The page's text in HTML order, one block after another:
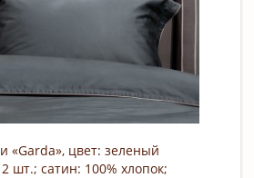
«Garda», цвет: зеленый
шт.; сатин: 100% хлопок;